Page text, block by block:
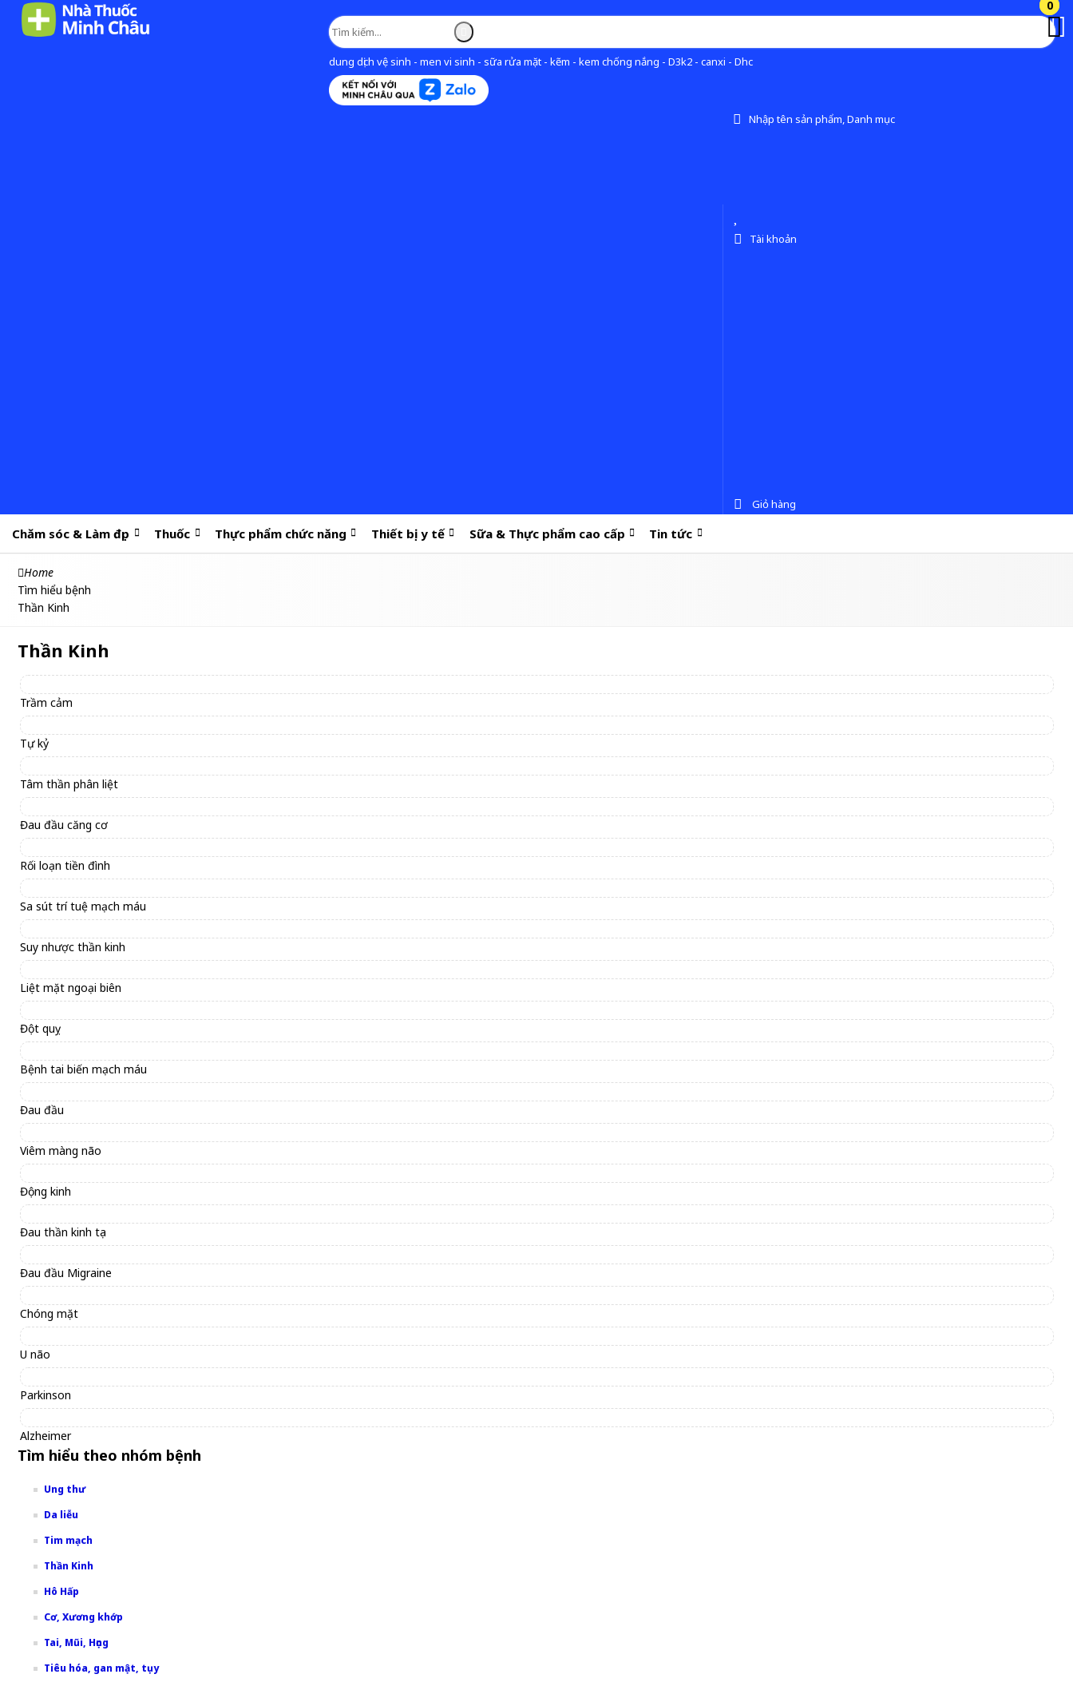
dung dịch vệ sinh - men vi sinh - sữa rửa mặt - kẽm - kem chống nắng - D3k2 - canxi - Dhc
Nhập tên sản phẩm, Danh mục
0
Tài khoản
0
Giỏ hàng
Chăm sóc & Làm đẹp Thuốc Thực phẩm chức năng Thiết bị y tế Sữa & Thực phẩm cao cấp Tin tức
Home
Tìm hiểu bệnh
Thần Kinh
Thần Kinh
Trầm cảm
Tự kỷ
Tâm thần phân liệt
Đau đầu căng cơ
Rối loạn tiền đình
Sa sút trí tuệ mạch máu
Suy nhược thần kinh
Liệt mặt ngoại biên
Đột quỵ
Bệnh tai biến mạch máu
Đau đầu
Viêm màng não
Động kinh
Đau thần kinh tọa
Đau đầu Migraine
Chóng mặt
U não
Parkinson
Alzheimer
Tìm hiểu theo nhóm bệnh
Ung thư
Da liễu
Tim mạch
Thần Kinh
Hô Hấp
Cơ, Xương khớp
Tai, Mũi, Họng
Tiêu hóa, gan mật, tụy